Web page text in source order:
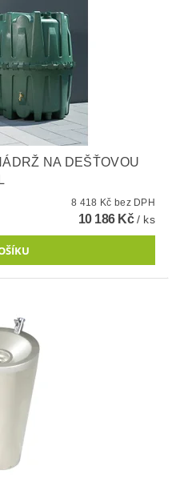
NA DEŠŤOVOU
8 418 Kč bez DPH
10 186 Kč/ ks